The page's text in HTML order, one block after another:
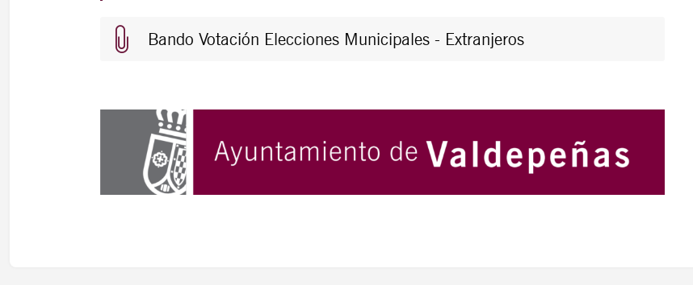
Bando Votación Elecciones Municipales - Extranjeros